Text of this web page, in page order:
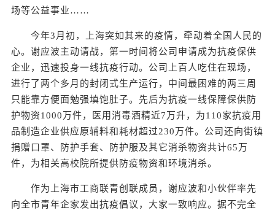
场等公益事业……
今年3月初，上海突如其来的疫情，牵动着全国人民的
心。谢应波主动请战，第一时间将公司申请成为抗疫保供
企业，迅速投身一线抗疫行动。公司上百人吃住在现场，
进行了两个多月的封闭式生产运行，中间最困难的两三周
只能靠方便面勉强填饱肚子。先后为抗疫一线保障保供防
护物资1000万件，医用消毒酒精近7万升，为110家抗疫用
品制造企业供应原辅料和耗材超过230万件。公司还向街镇
捐赠口罩、防护手套、防护服及其它消杀物资共计65万
件，为相关高校院所提供防疫物资和环境消杀。
作为上海市工商联青创联成员，谢应波和小伙伴率先
向全市青年企家发出抗疫倡议，大家一致响应。据不完全